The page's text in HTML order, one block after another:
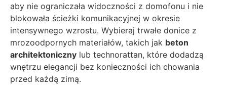
aby nie ograniczała widoczności z domofonu i nie
blokowała ścieżki komunikacyjnej w okresie
intensywnego wzrostu. Wybieraj trwałe donice z
mrozoodpornych materiałów, takich jak beton
architektoniczny lub technorattan, które dodadzą
wnętrzu elegancji bez konieczności ich chowania
przed każdą zimą.